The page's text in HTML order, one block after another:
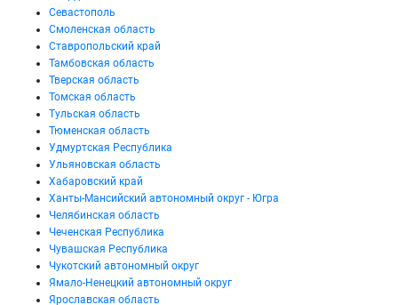
Севастополь
Смоленская область
Ставропольский край
Тамбовская область
Тверская область
Томская область
Тульская область
Тюменская область
Удмуртская Республика
Ульяновская область
Хабаровский край
Ханты-Мансийский автономный округ - Югра
Челябинская область
Чеченская Республика
Чувашская Республика
Чукотский автономный округ
Ямало-Ненецкий автономный округ
Ярославская область